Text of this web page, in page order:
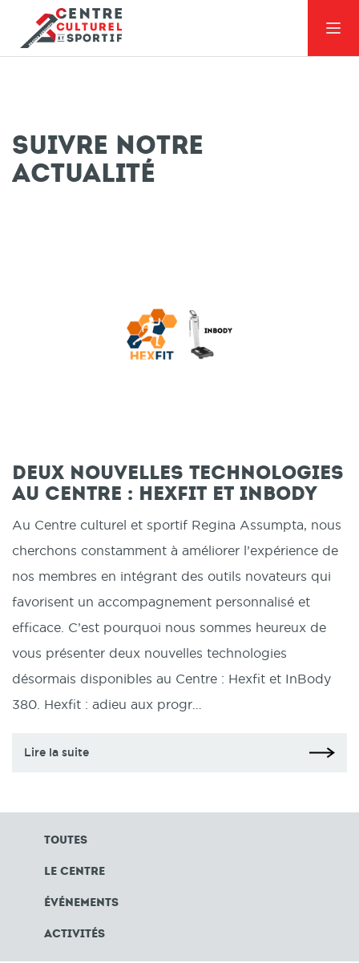
suivre notre
actualité
Deux nouvelles technologies
au Centre : Hexfit et InBody
Au Centre culturel et sportif Regina Assumpta, nous
cherchons constamment à améliorer l’expérience de
nos membres en intégrant des outils novateurs qui
favorisent un accompagnement personnalisé et
efficace. C’est pourquoi nous sommes heureux de
vous présenter deux nouvelles technologies
désormais disponibles au Centre : Hexfit et InBody
380. Hexfit : adieu aux progr…
Lire la suite
toutes
Le Centre
Événements
Activités